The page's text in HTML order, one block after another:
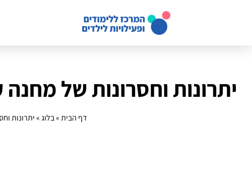
יתרונות וחסרונות של
דף הבית»בלוג»יתרונות